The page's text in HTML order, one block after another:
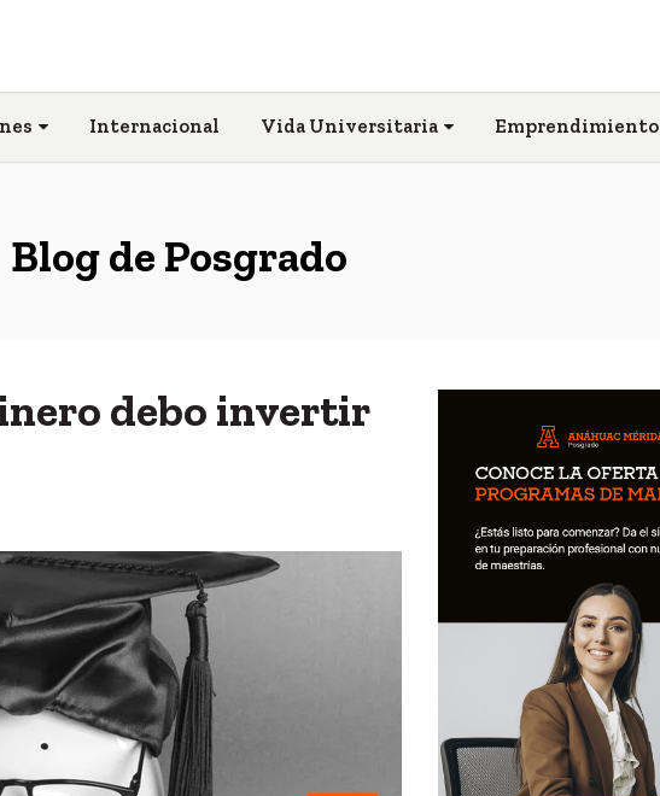
Internacional Vida Universitaria Emprendimiento
Blog de Posgrado
debo invertir